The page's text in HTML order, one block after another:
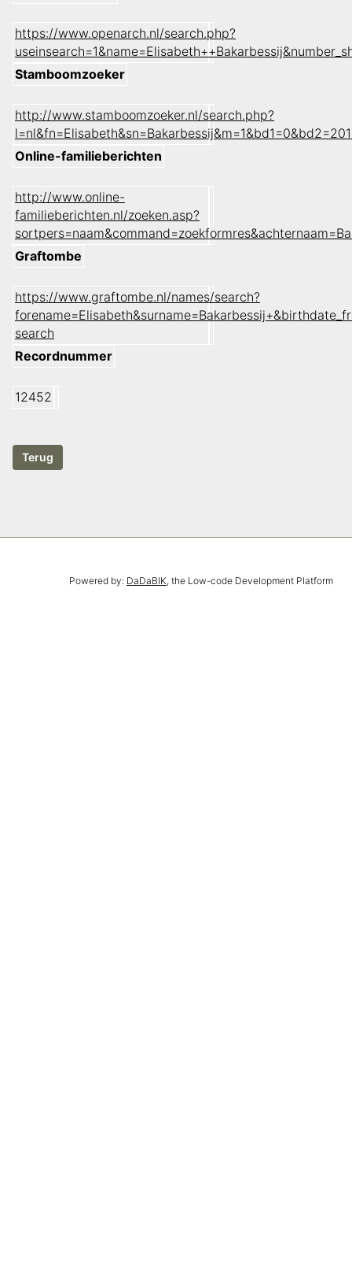
https://www.openarch.nl/search.php?
Stamboomzoeker
http://www.stamboomzoeker.nl/search.php?
Online-familieberichten
http://www.online-
familieberichten.nl/zoeken.asp?
Graftombe
https://www.graftombe.nl/names/search?
search
Recordnummer
12452
Powered by: DaDaBIK, the Low-code Development Platform